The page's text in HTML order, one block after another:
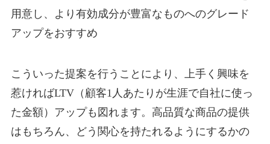
用意し、より有効成分が豊富なものへのグレード
アップをおすすめ
こういった提案を行うことにより、上手く興味を
惹ければLTV（顧客1人あたりが生涯で自社に使っ
た金額）アップも図れます。高品質な商品の提供
はもちろん、どう関心を持たれるようにするかの